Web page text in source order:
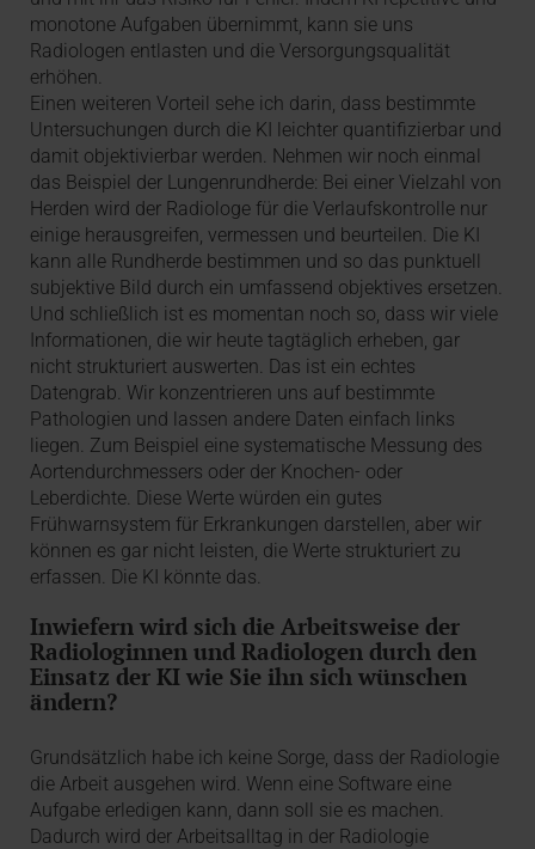
monotone Aufgaben übernimmt, kann sie uns
Radiologen entlasten und die Versorgungsqualität
erhöhen.
Einen weiteren Vorteil sehe ich darin, dass bestimmte
Untersuchungen durch die KI leichter quantifizierbar und
damit objektivierbar werden. Nehmen wir noch einmal
das Beispiel der Lungenrundherde: Bei einer Vielzahl von
Herden wird der Radiologe für die Verlaufskontrolle nur
einige herausgreifen, vermessen und beurteilen. Die KI
kann alle Rundherde bestimmen und so das punktuell
subjektive Bild durch ein umfassend objektives ersetzen.
Und schließlich ist es momentan noch so, dass wir viele
Informationen, die wir heute tagtäglich erheben, gar
nicht strukturiert auswerten. Das ist ein echtes
Datengrab. Wir konzentrieren uns auf bestimmte
Pathologien und lassen andere Daten einfach links
liegen. Zum Beispiel eine systematische Messung des
Aortendurchmessers oder der Knochen- oder
Leberdichte. Diese Werte würden ein gutes
Frühwarnsystem für Erkrankungen darstellen, aber wir
können es gar nicht leisten, die Werte strukturiert zu
erfassen. Die KI könnte das.
Inwiefern wird sich die Arbeitsweise der
Radiologinnen und Radiologen durch den
Einsatz der KI wie Sie ihn sich wünschen
ändern?
Grundsätzlich habe ich keine Sorge, dass der Radiologie
die Arbeit ausgehen wird. Wenn eine Software eine
Aufgabe erledigen kann, dann soll sie es machen.
Dadurch wird der Arbeitsalltag in der Radiologie